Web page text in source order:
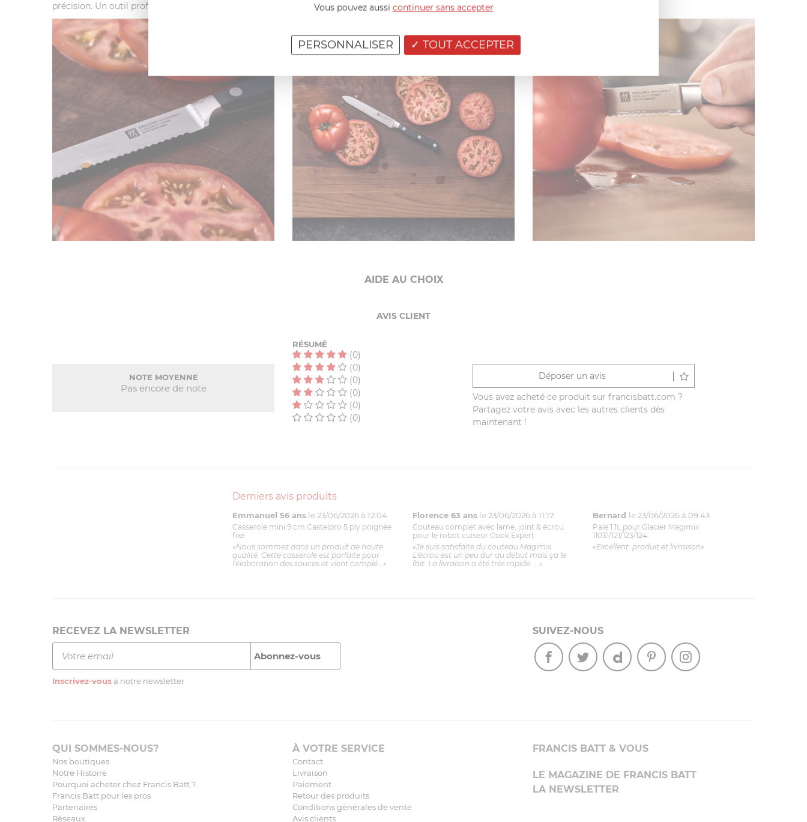
précision. Un outil professionnel à la hauteur de vos ambitions culinaires.
AIDE AU CHOIX
AVIS CLIENT
NOTE MOYENNE
Pas encore de note
RÉSUMÉ
(0)
(0)
(0)
(0)
(0)
(0)
Déposer un avis
Vous avez acheté ce produit sur francisbatt.com ?
Partagez votre avis avec les autres clients dès
maintenant !
Derniers avis produits
Emmanuel 56 ans le 23/06/2026 à 12:04
Casserole mini 9 cm Castelpro 5 ply poignée
fixe
«Nous sommes dans un produit de haute
qualité. Cette casserole est parfaite pour
l'élaboration des sauces et vient complé...»
Florence 63 ans le 23/06/2026 à 11:17
Couteau complet avec lame, joint & écrou
pour le robot cuiseur Cook Expert
«Je suis satisfaite du couteau Magimix.
L'écrou est un peu dur au début mais ça le
fait. La livraison a été très rapide. ...»
Bernard le 23/06/2026 à 09:43
Pale 1.1L pour Glacier Magimix
11031/121/123/124
«Excellent: produit et livraison»
RECEVEZ LA NEWSLETTER
Inscrivez-vous à notre newsletter
SUIVEZ-NOUS
QUI SOMMES-NOUS?
Nos boutiques
Notre Histoire
Pourquoi acheter chez Francis Batt ?
Francis Batt pour les pros
Partenaires
Réseaux
À VOTRE SERVICE
Contact
Livraison
Paiement
Retour des produits
Conditions générales de vente
Avis clients
FRANCIS BATT & VOUS
LE MAGAZINE DE FRANCIS BATT
LA NEWSLETTER
Vous pouvez aussi continuer sans accepter
TOUT ACCEPTER
PERSONNALISER